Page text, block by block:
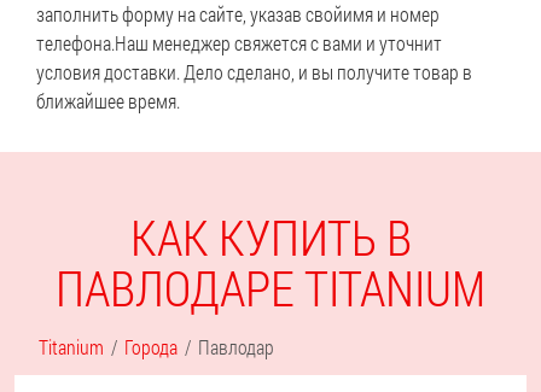
заполнить форму на сайте, указав свойимя и номер
телефона.Наш менеджер свяжется с вами и уточнит
условия доставки. Дело сделано, и вы получите товар в
ближайшее время.
КАК КУПИТЬ В
ПАВЛОДАРЕ TITANIUM
Titanium Города Павлодар